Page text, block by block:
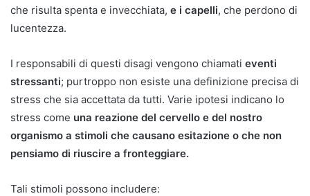
che risulta spenta e invecchiata, e i capelli, che perdono di
lucentezza.
I responsabili di questi disagi vengono chiamati eventi
stressanti; purtroppo non esiste una definizione precisa di
stress che sia accettata da tutti. Varie ipotesi indicano lo
stress come una reazione del cervello e del nostro
organismo a stimoli che causano esitazione o che non
pensiamo di riuscire a fronteggiare.
Tali stimoli possono includere: